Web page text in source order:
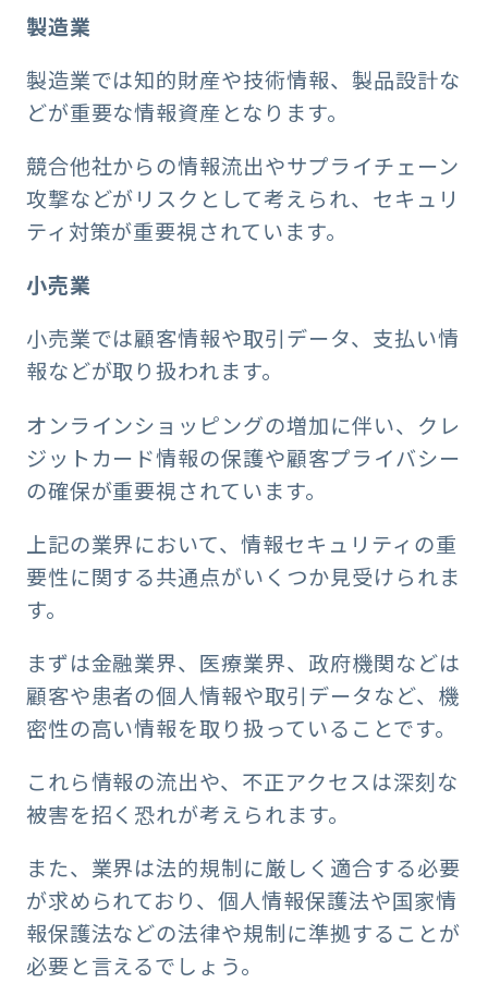
製造業
製造業では知的財産や技術情報、製品設計な
どが重要な情報資産となります。
競合他社からの情報流出やサプライチェーン
攻撃などがリスクとして考えられ、セキュリ
ティ対策が重要視されています。
小売業
小売業では顧客情報や取引データ、支払い情
報などが取り扱われます。
オンラインショッピングの増加に伴い、クレ
ジットカード情報の保護や顧客プライバシー
の確保が重要視されています。
上記の業界において、情報セキュリティの重
要性に関する共通点がいくつか見受けられま
す。
まずは金融業界、医療業界、政府機関などは
顧客や患者の個人情報や取引データなど、機
密性の高い情報を取り扱っていることです。
これら情報の流出や、不正アクセスは深刻な
被害を招く恐れが考えられます。
また、業界は法的規制に厳しく適合する必要
が求められており、個人情報保護法や国家情
報保護法などの法律や規制に準拠することが
必要と言えるでしょう。